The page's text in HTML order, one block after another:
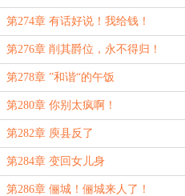
第274章 有话好说！我给钱！
第276章 削其爵位，永不得归！
第278章 ”和谐“的午饭
第280章 你别太疯啊！
第282章 庾县反了
第284章 变回女儿身
第286章 俪城！俪城来人了！